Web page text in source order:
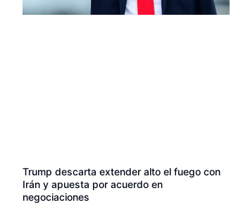
Trump descarta extender alto el fuego con
Irán y apuesta por acuerdo en
negociaciones